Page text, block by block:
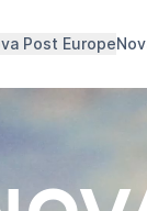
Post Europe